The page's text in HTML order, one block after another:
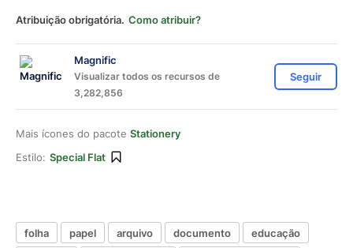
Atribuição obrigatória. Como atribuir?
Magnific
Visualizar todos os recursos de
3,282,856
Seguir
Mais ícones do pacote Stationery
Estilo: Special Flat
folha papel arquivo documento
educação